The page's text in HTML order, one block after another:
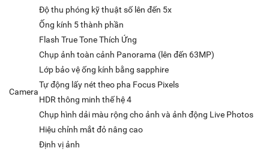
Camera
Độ thu phóng kỹ thuật số lên đến 5x
Ống kính 5 thành phần
Flash True Tone Thích Ứng
Chụp ảnh toàn cảnh Panorama (lên đến 63MP)
Lớp bảo vệ ống kính bằng sapphire
Tự động lấy nét theo pha Focus Pixels
HDR thông minh thế hệ 4
Chụp hình dải màu rộng cho ảnh và ảnh động Live Photos
Hiệu chỉnh mắt đỏ nâng cao
Định vị ảnh